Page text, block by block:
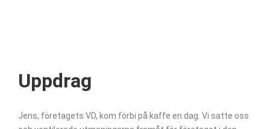
Uppdrag
Jens, företagets VD, kom förbi på kaffe en dag. Vi satte oss